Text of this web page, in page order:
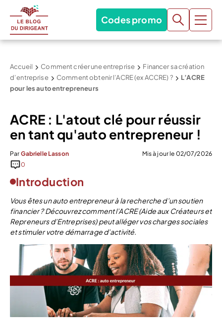
Codes promo
Accueil Comment créer une entreprise
Financer sa création
d’entreprise
Comment obtenir l’ACRE (ex ACCRE) ?
L’ACRE
pour les auto entrepreneurs
ACRE : L'atout clé pour réussir
en tant qu'auto entrepreneur !
Par Gabrielle Lasson
Mis à jour le 02/07/2026
0
Introduction
Vous êtes un auto entrepreneur à la recherche d’un soutien
financier ? Découvrez comment l’ACRE (Aide aux Créateurs et
Repreneurs d’Entreprises) peut alléger vos charges sociales
et stimuler votre démarrage d’activité.